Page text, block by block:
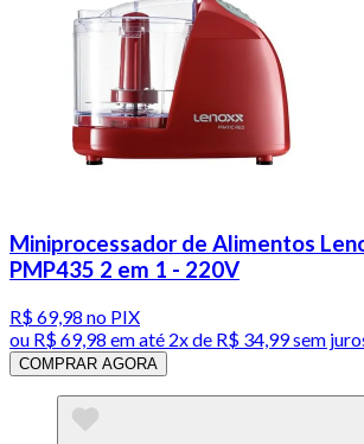
Miniprocessador de Alimentos
PMP435 2 em 1 - 220V
R$ 69,98 no PIX
ou R$ 69,98 em até 2x de R$ 34,99 sem
COMPRAR AGORA